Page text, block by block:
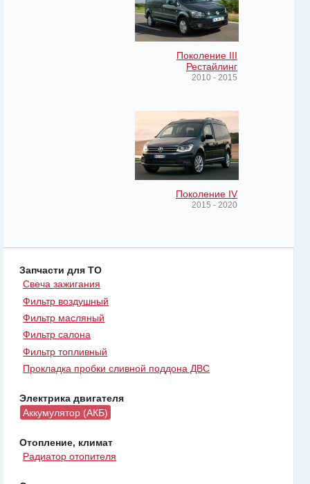
Поколение III
Рестайлинг
2010 - 2015
Поколение IV
2015 - 2020
Запчасти для ТО
Свеча зажигания
Фильтр воздушный
Фильтр масляный
Фильтр салона
Фильтр топливный
Прокладка пробки сливной поддона ДВС
Электрика двигателя
Аккумулятор (АКБ)
Отопление, климат
Радиатор отопителя